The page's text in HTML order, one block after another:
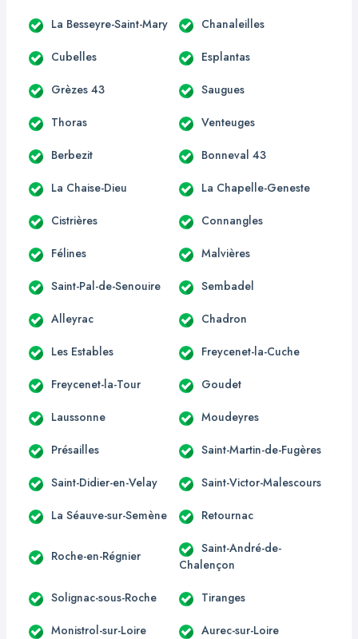
La Besseyre-Saint-Mary Chanaleilles
Cubelles Esplantas
Grèzes 43 Saugues
Thoras Venteuges
Berbezit Bonneval 43
La Chaise-Dieu La Chapelle-Geneste
Cistrières Connangles
Félines Malvières
Saint-Pal-de-Senouire Sembadel
Alleyrac Chadron
Les Estables Freycenet-la-Cuche
Freycenet-la-Tour Goudet
Laussonne Moudeyres
Présailles Saint-Martin-de-Fugères
Saint-Didier-en-Velay Saint-Victor-Malescours
La Séauve-sur-Semène Retournac
Roche-en-Régnier
Saint-André-de-
Chalençon
Solignac-sous-Roche Tiranges
Monistrol-sur-Loire Aurec-sur-Loire